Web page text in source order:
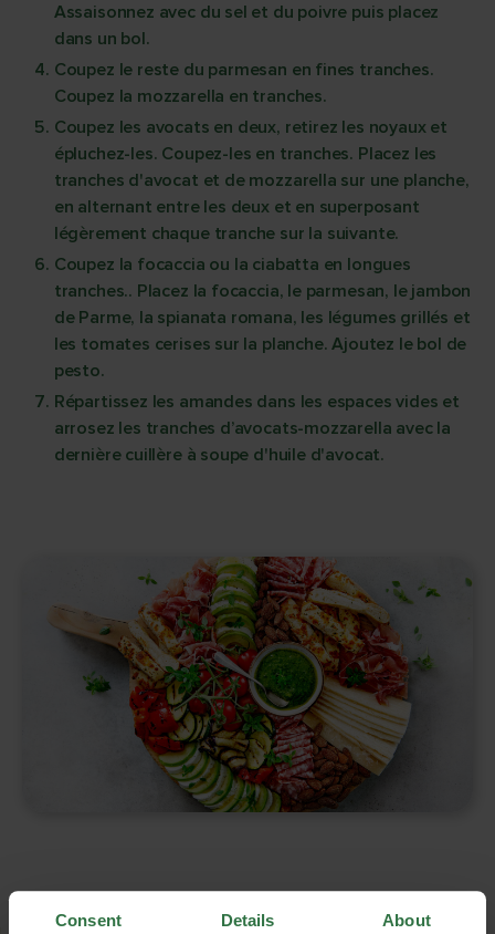
Consent Details About
Assaisonnez avec du sel et du poivre puis placez
dans un bol.
Coupez le reste du parmesan en fines tranches.
Coupez la mozzarella en tranches.
Coupez les avocats en deux, retirez les noyaux et
épluchez-les. Coupez-les en tranches. Placez les
tranches d'avocat et de mozzarella sur une planche,
en alternant entre les deux et en superposant
légèrement chaque tranche sur la suivante.
Coupez la focaccia ou la ciabatta en longues
tranches.. Placez la focaccia, le parmesan, le jambon
de Parme, la spianata romana, les légumes grillés et
les tomates cerises sur la planche. Ajoutez le bol de
pesto.
Répartissez les amandes dans les espaces vides et
arrosez les tranches d’avocats-mozzarella avec la
dernière cuillère à soupe d'huile d'avocat.